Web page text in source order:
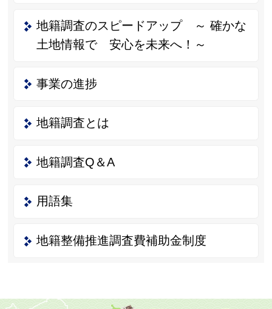
地籍調査のスピードアップ ～ 確かな
土地情報で 安心を未来へ！～
事業の進捗
地籍調査とは
地籍調査Q＆A
用語集
地籍整備推進調査費補助金制度